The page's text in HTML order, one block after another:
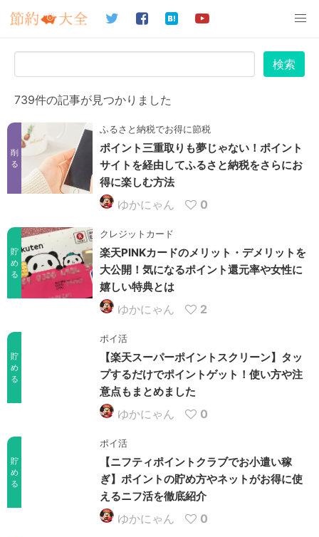
検索
739件の記事が見つかりました
削
る
ふるさと納税でお得に節税
ポイント三重取りも夢じゃない！ポイント
サイトを経由してふるさと納税をさらにお
得に楽しむ方法
ゆかにゃん 0
貯
め
る
クレジットカード
楽天PINKカードのメリット・デメリットを
大公開！気になるポイント還元率や女性に
嬉しい特典とは
ゆかにゃん 2
貯
め
る
ポイ活
【楽天スーパーポイントスクリーン】タッ
プするだけでポイントゲット！使い方や注
意点もまとめました
ゆかにゃん 0
貯
め
る
ポイ活
【ニフティポイントクラブでお小遣い稼
ぎ】ポイントの貯め方やネットがお得に使
えるニフ活を徹底紹介
ゆかにゃん 0